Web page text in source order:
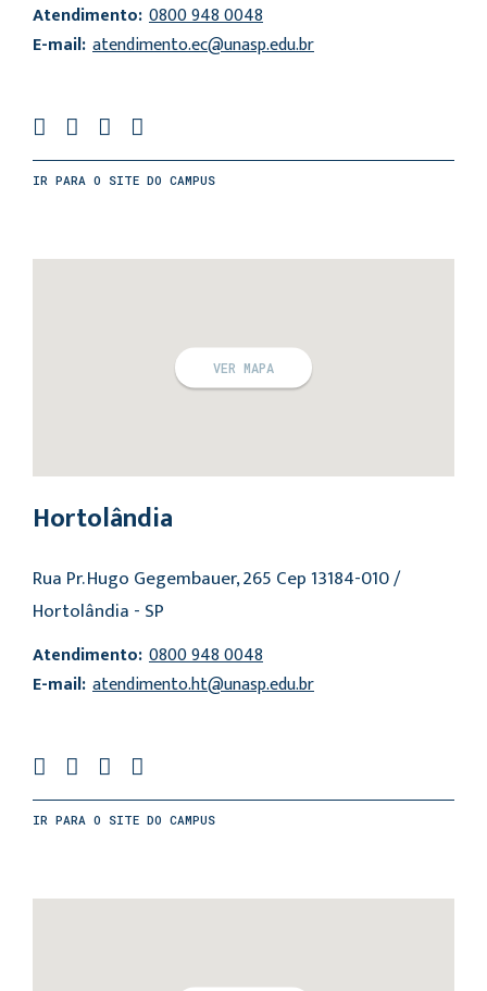
Atendimento: 0800 948 0048
E-mail: atendimento.ec@unasp.edu.br
IR PARA O SITE DO CAMPUS
VER MAPA
Hortolândia
Rua Pr. Hugo Gegembauer, 265 Cep 13184-010 /
Hortolândia - SP
Atendimento: 0800 948 0048
E-mail: atendimento.ht@unasp.edu.br
IR PARA O SITE DO CAMPUS